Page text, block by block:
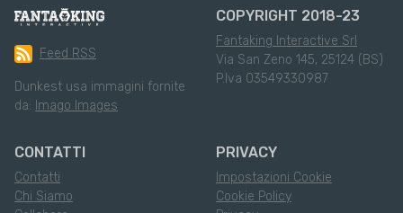
Feed RSS
Dunkest usa immagini fornite
da: Imago Images
COPYRIGHT 2018-23
Fantaking Interactive Srl
Via San Zeno 145, 25124 (BS)
P.Iva 03549330987
CONTATTI
Contatti
Chi Siamo
PRIVACY
Impostazioni Cookie
Cookie Policy